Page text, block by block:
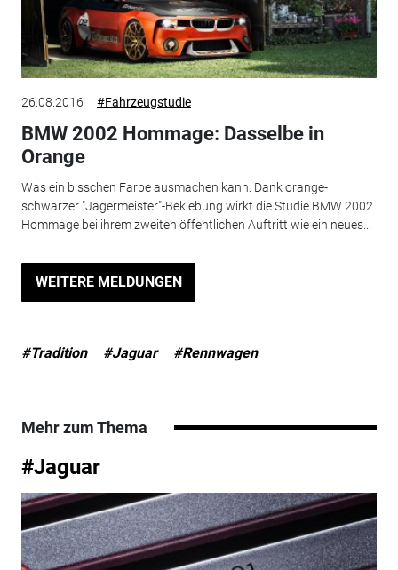
26.08.2016 #Fahrzeugstudie
BMW 2002 Hommage: Dasselbe in
Orange
Was ein bisschen Farbe ausmachen kann: Dank orange-
schwarzer "Jägermeister"-Beklebung wirkt die Studie BMW 2002
Hommage bei ihrem zweiten öffentlichen Auftritt wie ein neues...
WEITERE MELDUNGEN
#Tradition #Jaguar #Rennwagen
Mehr zum Thema
#Jaguar